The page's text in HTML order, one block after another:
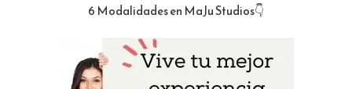
6 Modalidades en MaJu Studios👇